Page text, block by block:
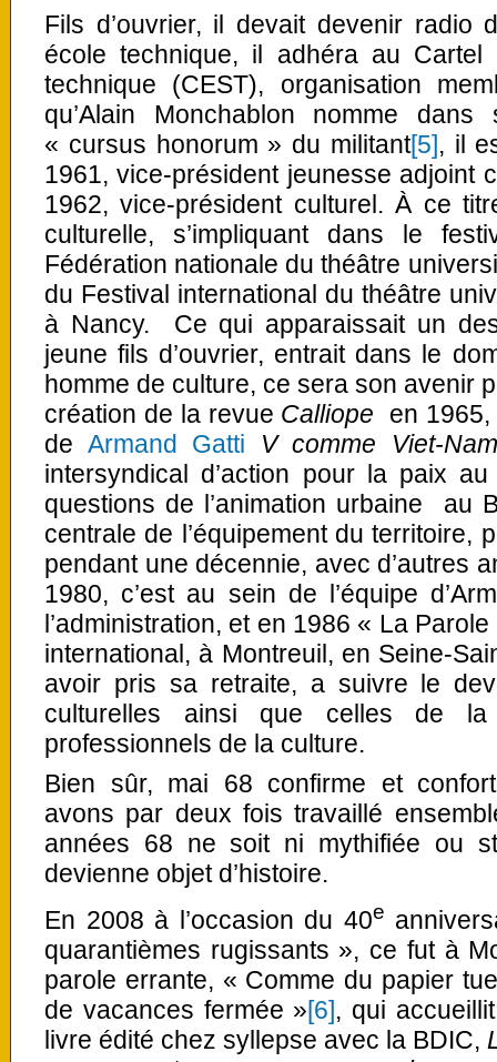
Fils d’ouvrier, il devait devenir radio
école technique, il adhéra au
technique (CEST), organisation
qu’Alain Monchablon nomme
« cursus honorum » du militant[5], il
1961, vice-président jeunesse adjoint
1962, vice-président culturel. À ce
culturelle, s’impliquant dans le
Fédération nationale du théâtre
du Festival international du théâtre
à Nancy. Ce qui apparaissait un
jeune fils d’ouvrier, entrait dans le
homme de culture, ce sera son avenir
création de la revue Calliope en 1965,
de Armand Gatti
V comme Viet-
intersyndical d’action pour la paix
questions de l’animation urbaine au
centrale de l’équipement du territoire,
pendant une décennie, avec d’autres
1980, c’est au sein de l’équipe
l’administration, et en 1986 « La
international, à Montreuil, en Seine-
avoir pris sa retraite, a suivre le
culturelles ainsi que celles de
professionnels de la culture.
Bien sûr, mai 68 confirme et
avons par deux fois travaillé
années 68 ne soit ni mythifiée ou
devienne objet d’histoire.
En 2008 à l’occasion du 40e
quarantièmes rugissants », ce fut à
parole errante, « Comme du papier
de vacances fermée »[6], qui
livre édité chez syllepse avec la BDIC,